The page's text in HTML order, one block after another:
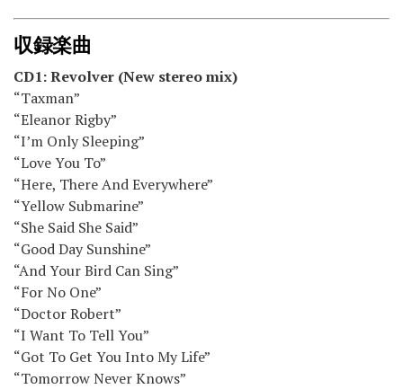
収録楽曲
CD1: Revolver (New stereo mix)
“Taxman”
“Eleanor Rigby”
“I’m Only Sleeping”
“Love You To”
“Here, There And Everywhere”
“Yellow Submarine”
“She Said She Said”
“Good Day Sunshine”
“And Your Bird Can Sing”
“For No One”
“Doctor Robert”
“I Want To Tell You”
“Got To Get You Into My Life”
“Tomorrow Never Knows”